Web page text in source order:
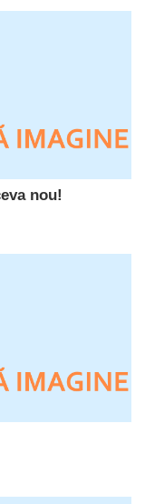
nou!